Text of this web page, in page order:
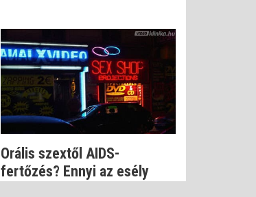
Orális szextől AIDS-
fertőzés? Ennyi az esély